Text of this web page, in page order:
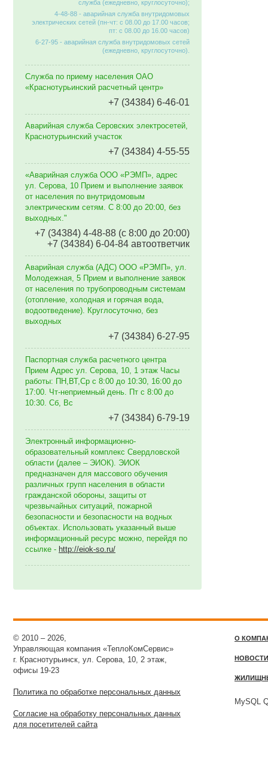
служба (ежедневно, круглосуточно);
4-48-88 - аварийная служба внутридомовых
электрических сетей (пн-чт: с 08.00 до 17.00 часов;
пт: с 08.00 до 16.00 часов)
6-27-95 - аварийная служба внутридомовых сетей
(ежедневно, круглосуточно).
Служба по приему населения ОАО
«Краснотурьинский расчетный центр»
+7 (34384) 6-46-01
Аварийная служба Серовских электросетей,
Краснотурьинский участок
+7 (34384) 4-55-55
«Аварийная служба ООО «РЭМП», адрес
ул. Серова, 10 Прием и выполнение заявок
от населения по внутридомовым
электрическим сетям. C 8:00 до 20:00, без
выходных."
+7 (34384) 4-48-88 (с 8:00 до 20:00)
+7 (34384) 6-04-84 автоответчик
Аварийная служба (АДС) ООО «РЭМП», ул.
Молодежная, 5 Прием и выполнение заявок
от населения по трубопроводным системам
(отопление, холодная и горячая вода,
водоотведение). Круглосуточно, без
выходных
+7 (34384) 6-27-95
Паспортная служба расчетного центра
Прием Адрес ул. Серова, 10, 1 этаж Часы
работы: ПН,ВТ,Ср с 8:00 до 10:30, 16:00 до
17:00. Чт-неприемный день. Пт с 8:00 до
10:30. Сб, Вс
+7 (34384) 6-79-19
Электронный информационно-
образовательный комплекс Свердловской
области (далее – ЭИОК). ЭИОК
предназначен для массового обучения
различных групп населения в области
гражданской обороны, защиты от
чрезвычайных ситуаций, пожарной
безопасности и безопасности на водных
объектах. Использовать указанный выше
информационный ресурс можно, перейдя по
ссылке - http://eiok-so.ru/
© 2010 – 2026,
Управляющая компания «ТеплоКомСервис»
г. Краснотурьинск, ул. Серова, 10, 2 этаж,
офисы 19-23
Политика по обработке персональных данных
Согласие на обработку персональных данных
для посетителей сайта
О
НОВОСТИ
MySQL